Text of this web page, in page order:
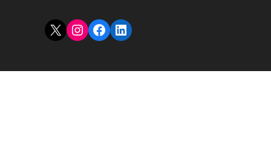
X Instagram
Facebook
LinkedIn